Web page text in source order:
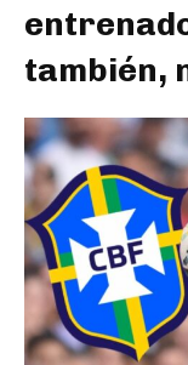
también,